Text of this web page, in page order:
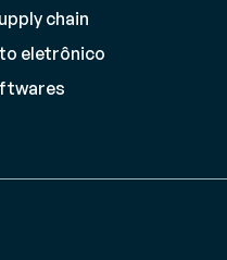
chain
eletrônico